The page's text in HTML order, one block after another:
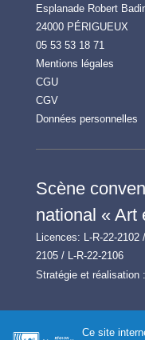
Esplanade Robert
24000 PÉRIGUEUX
05 53 53 18 71
Mentions légales
CGU
CGV
Données personnelles
Scène
national « Art
Licences: L-R-22-
2105 / L-R-22-2106
Stratégie et réalisation :
Ce site